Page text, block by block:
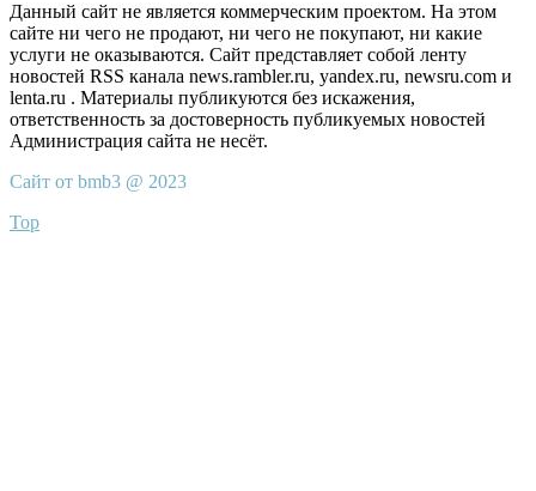
Данный сайт не является коммерческим проектом. На этом
сайте ни чего не продают, ни чего не покупают, ни какие
услуги не оказываются. Сайт представляет собой ленту
новостей RSS канала news.rambler.ru, yandex.ru, newsru.com и
lenta.ru . Материалы публикуются без искажения,
ответственность за достоверность публикуемых новостей
Администрация сайта не несёт.
Сайт от bmb3 @ 2023
Top